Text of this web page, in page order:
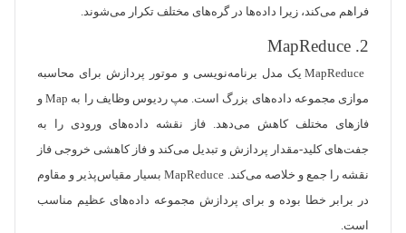
فراهم می‌کند، زیرا داده‌ها در گره‌های مختلف تکرار می‌شوند.
2. MapReduce
MapReduce یک مدل برنامه‌نویسی و موتور پردازش برای محاسبه
موازی مجموعه داده‌های بزرگ است. مپ ردیوس وظایف را به Map و
فازهای مختلف کاهش می‌دهد. فاز نقشه داده‌های ورودی را به
جفت‌های کلید-مقدار پردازش و تبدیل می‌کند و فاز کاهشی خروجی فاز
نقشه را جمع و خلاصه می‌کند. MapReduce بسیار مقیاس‌پذیر و مقاوم
در برابر خطا بوده و برای پردازش مجموعه داده‌های عظیم مناسب
است.